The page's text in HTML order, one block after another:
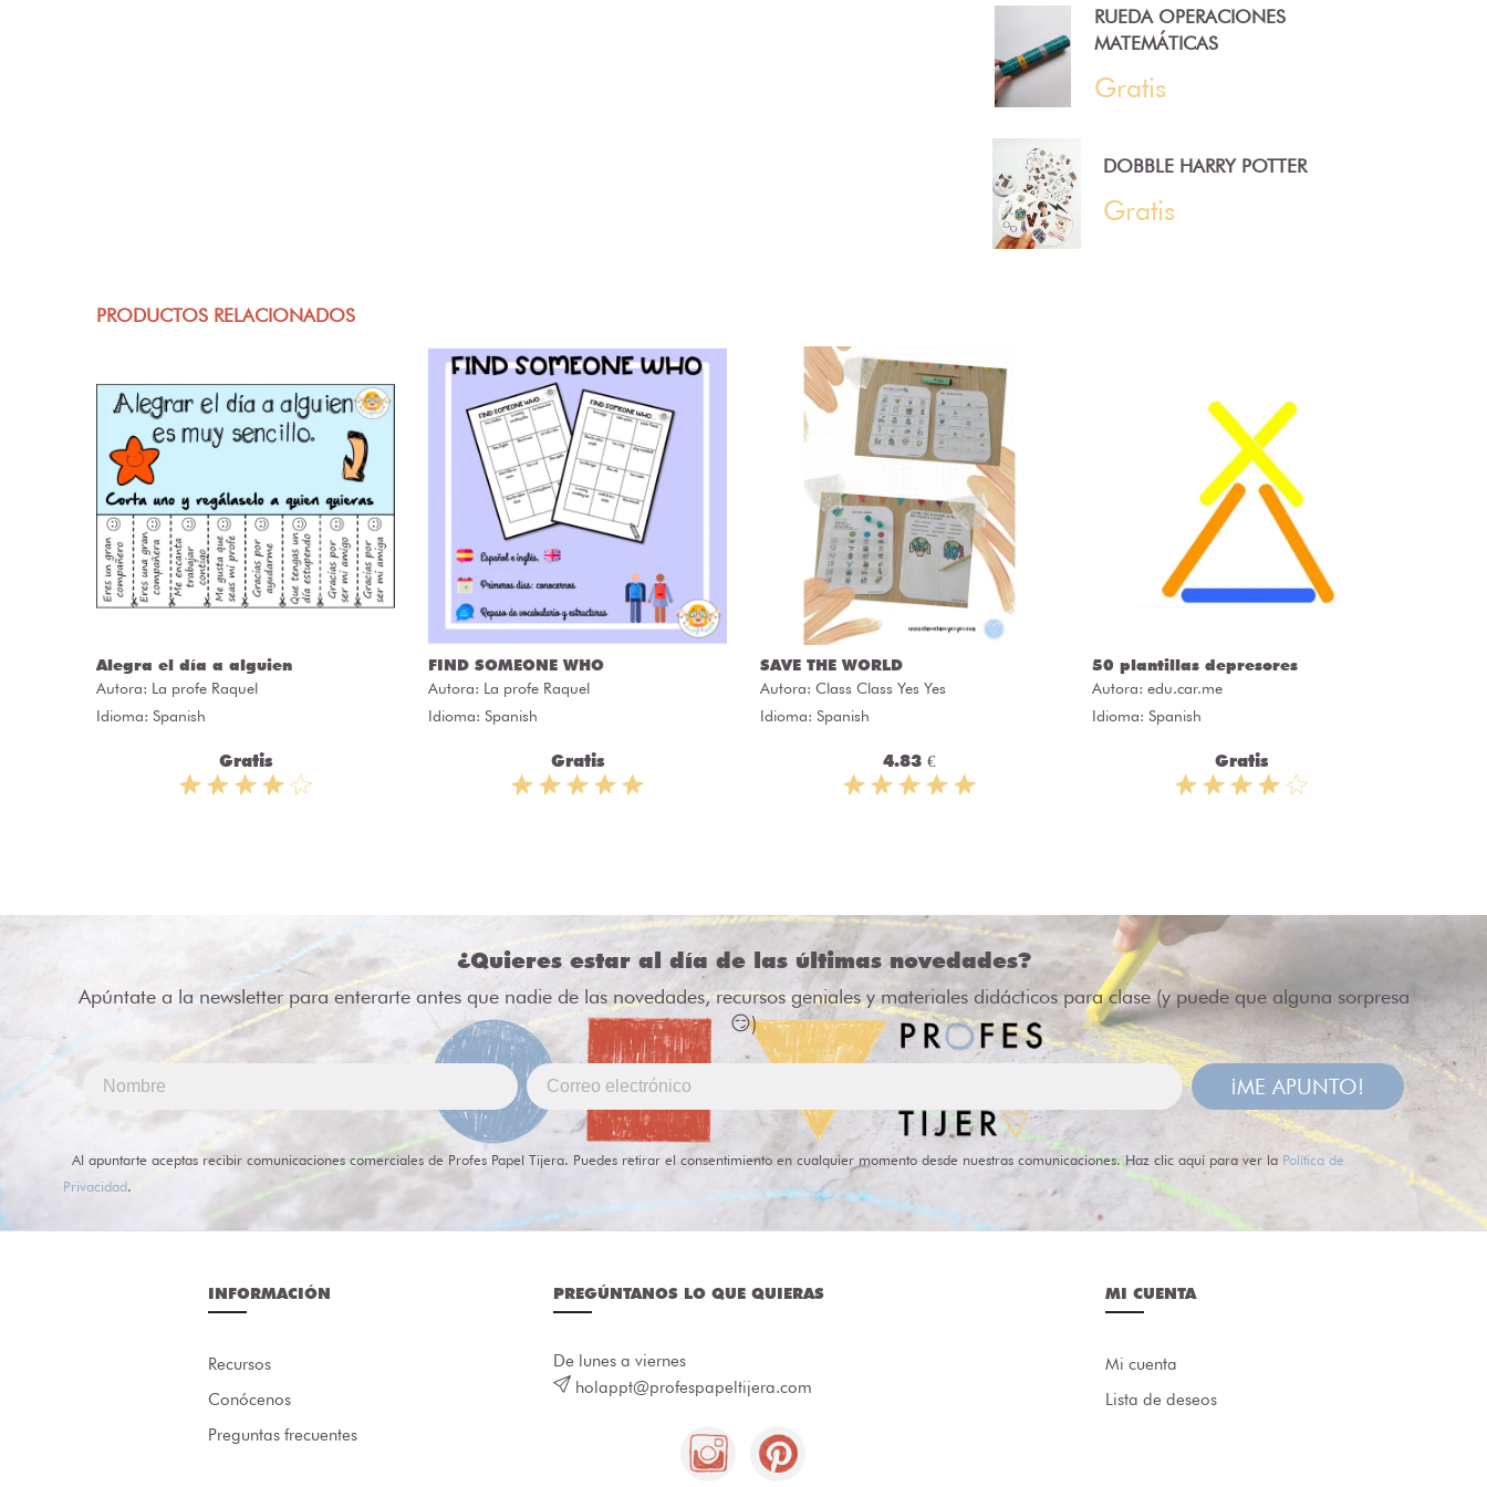
RUEDA OPERACIONES
MATEMÁTICAS
Gratis
DOBBLE HARRY POTTER
Gratis
PRODUCTOS RELACIONADOS
Alegra el día a alguien
Autora: La profe Raquel
Idioma: Spanish
Gratis
FIND SOMEONE WHO
Autora: La profe Raquel
Idioma: Spanish
Gratis
SAVE THE WORLD
Autora: Class Class Yes Yes
Idioma: Spanish
4.83 €
50 plantillas depresores
Autora: edu.car.me
Idioma: Spanish
Gratis
¿Quieres estar al día de las últimas novedades?
Apúntate a la newsletter para enterarte antes que nadie de las novedades, recursos geniales y materiales didácticos para clase (y puede que alguna sorpresa
😏)
¡ME APUNTO!
Al apuntarte aceptas recibir comunicaciones comerciales de Profes Papel Tijera. Puedes retirar el consentimiento en cualquier momento desde nuestras comunicaciones. Haz clic aquí para ver la Política de
Privacidad.
INFORMACIÓN
Recursos
Conócenos
Preguntas frecuentes
PREGÚNTANOS LO QUE QUIERAS
De lunes a viernes
holappt@profespapeltijera.com
MI CUENTA
Mi cuenta
Lista de deseos